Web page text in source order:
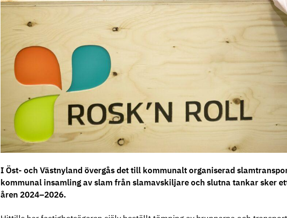
I Öst- och Västnyland övergås det till kommunalt organiserad
kommunal insamling av slam från slamavskiljare och slutna tankar sker
åren 2024–2026.